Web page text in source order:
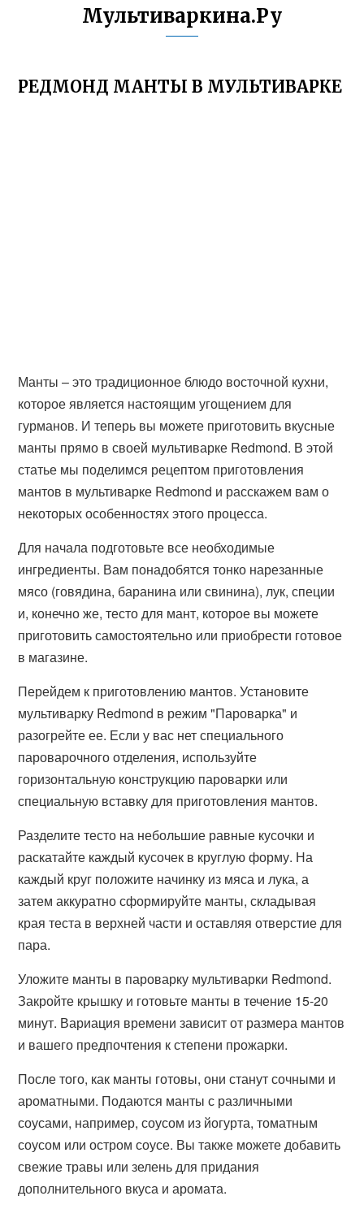
Мультиваркина.Ру
РЕДМОНД МАНТЫ В МУЛЬТИВАРКЕ
Манты – это традиционное блюдо восточной кухни,
которое является настоящим угощением для
гурманов. И теперь вы можете приготовить вкусные
манты прямо в своей мультиварке Redmond. В этой
статье мы поделимся рецептом приготовления
мантов в мультиварке Redmond и расскажем вам о
некоторых особенностях этого процесса.
Для начала подготовьте все необходимые
ингредиенты. Вам понадобятся тонко нарезанные
мясо (говядина, баранина или свинина), лук, специи
и, конечно же, тесто для мант, которое вы можете
приготовить самостоятельно или приобрести готовое
в магазине.
Перейдем к приготовлению мантов. Установите
мультиварку Redmond в режим "Пароварка" и
разогрейте ее. Если у вас нет специального
пароварочного отделения, используйте
горизонтальную конструкцию пароварки или
специальную вставку для приготовления мантов.
Разделите тесто на небольшие равные кусочки и
раскатайте каждый кусочек в круглую форму. На
каждый круг положите начинку из мяса и лука, а
затем аккуратно сформируйте манты, складывая
края теста в верхней части и оставляя отверстие для
пара.
Уложите манты в пароварку мультиварки Redmond.
Закройте крышку и готовьте манты в течение 15-20
минут. Вариация времени зависит от размера мантов
и вашего предпочтения к степени прожарки.
После того, как манты готовы, они станут сочными и
ароматными. Подаются манты с различными
соусами, например, соусом из йогурта, томатным
соусом или остром соусе. Вы также можете добавить
свежие травы или зелень для придания
дополнительного вкуса и аромата.